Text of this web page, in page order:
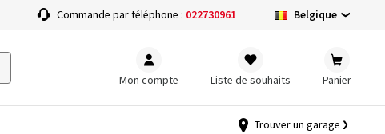
Commande par téléphone : 022730961 Belgique
Mon compte Liste de souhaits Panier
Trouver un garage